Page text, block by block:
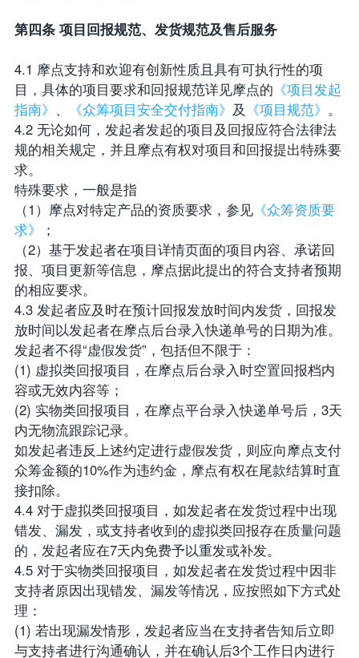
第四条 项目回报规范、发货规范及售后服务
4.1 摩点支持和欢迎有创新性质且具有可执行性的项
目，具体的项目要求和回报规范详见摩点的 《项目发起
指南》 、 《众筹项目安全交付指南》 及 《项目规范》 。
4.2 无论如何，发起者发起的项目及回报应符合法律法
规的相关规定，并且摩点有权对项目和回报提出特殊要
求。
特殊要求，一般是指
（1）摩点对特定产品的资质要求，参见《众筹资质要
求》
；
（2）基于发起者在项目详情页面的项目内容、承诺回
报、项目更新等信息，摩点据此提出的符合支持者预期
的相应要求。
4.3 发起者应及时在预计回报发放时间内发货，回报发
放时间以发起者在摩点后台录入快递单号的日期为准。
发起者不得“虚假发货”，包括但不限于：
(1) 虚拟类回报项目，在摩点后台录入时空置回报档内
容或无效内容等；
(2) 实物类回报项目，在摩点平台录入快递单号后，3天
内无物流跟踪记录。
如发起者违反上述约定进行虚假发货，则应向摩点支付
众筹金额的10%作为违约金，摩点有权在尾款结算时直
接扣除。
4.4 对于虚拟类回报项目，如发起者在发货过程中出现
错发、漏发，或支持者收到的虚拟类回报存在质量问题
的，发起者应在7天内免费予以重发或补发。
4.5 对于实物类回报项目，如发起者在发货过程中因非
支持者原因出现错发、漏发等情况，应按照如下方式处
理：
(1) 若出现漏发情形，发起者应当在支持者告知后立即
与支持者进行沟通确认，并在确认后3个工作日内进行